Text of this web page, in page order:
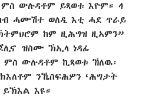
ውሉዳቶም ይጻወቱ እዮም። ላ
ሓሙሽተ ወለዲ እቲ ሓደ ጥራይ
ከም ዚሕግዝ ዚኣምን”
ዝስሙ ኽኢላ ነዳፊ
ምስ ውሉዳቶም ኪጻወቱ ኸለዉ፡
ንኼስፍሕዎን ‘ሕግታት
እዩ።